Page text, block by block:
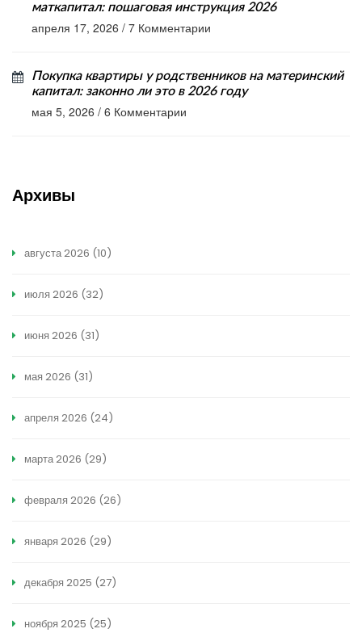
маткапитал: пошаговая инструкция 2026
апреля 17, 2026 / 7 Комментарии
Покупка квартиры у родственников на материнский
капитал: законно ли это в 2026 году
мая 5, 2026 / 6 Комментарии
Архивы
августа 2026 (10)
июля 2026 (32)
июня 2026 (31)
мая 2026 (31)
апреля 2026 (24)
марта 2026 (29)
февраля 2026 (26)
января 2026 (29)
декабря 2025 (27)
ноября 2025 (25)